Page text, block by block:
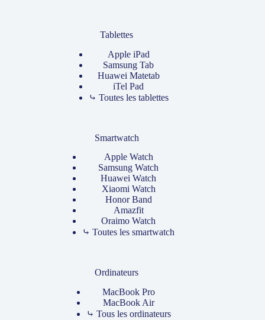
Tablettes
Apple iPad
Samsung Tab
Huawei Matetab
iTel Pad
⤷ Toutes les tablettes
Smartwatch
Apple Watch
Samsung Watch
Huawei Watch
Xiaomi Watch
Honor Band
Amazfit
Oraimo Watch
⤷ Toutes les smartwatch
Ordinateurs
MacBook Pro
MacBook Air
⤷ Tous les ordinateurs